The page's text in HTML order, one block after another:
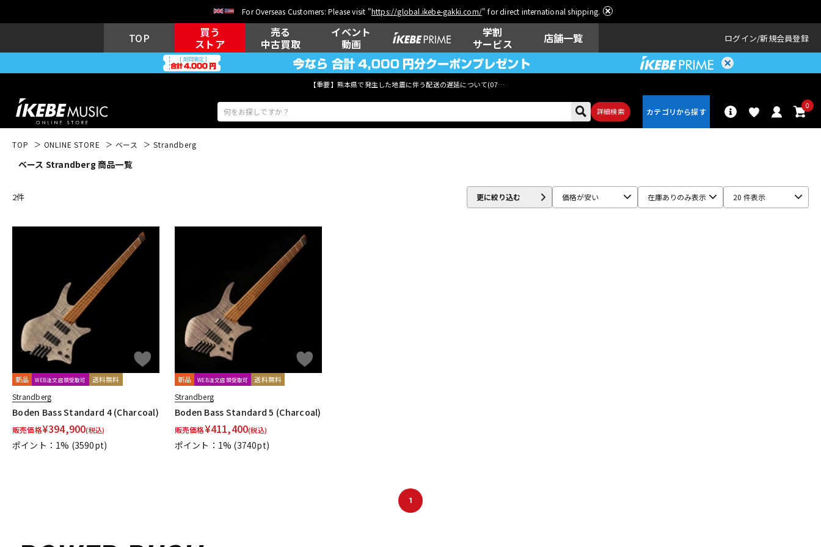
For Overseas Customers: Please visit "https://global.ikebe-gakki.com/" for direct international shipping.
TOP
買う
ストア
売る
中古買取
イベント
動画
学割
サービス
店舗一覧 ログイン 新規会員登録
【重要】熊本県で発生した地震に伴う配送の遅延について(07月29日
詳細検索
0
エレキギター
キーボード 電子ピアノ
DJ機器 DTM
ヴィンテージ
TOP ONLINE STORE ベース Strandberg
ベース Strandberg 商品一覧
2件 更に絞り込む 価格が安い 在庫ありのみ表示 20 件表示
新品 WEB注文店頭受取可 送料無料
Strandberg
Boden Bass Standard 4 (Charcoal)
販売価格¥394,900(税込)
ポイント：1% (3590pt)
新品 WEB注文店頭受取可 送料無料
Strandberg
Boden Bass Standard 5 (Charcoal)
販売価格¥411,400(税込)
ポイント：1% (3740pt)
1